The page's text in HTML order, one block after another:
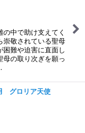
中で助け支えてく
崇敬されている聖母
困難や迫害に直面し
母の取り次ぎを願っ
グロリア天使